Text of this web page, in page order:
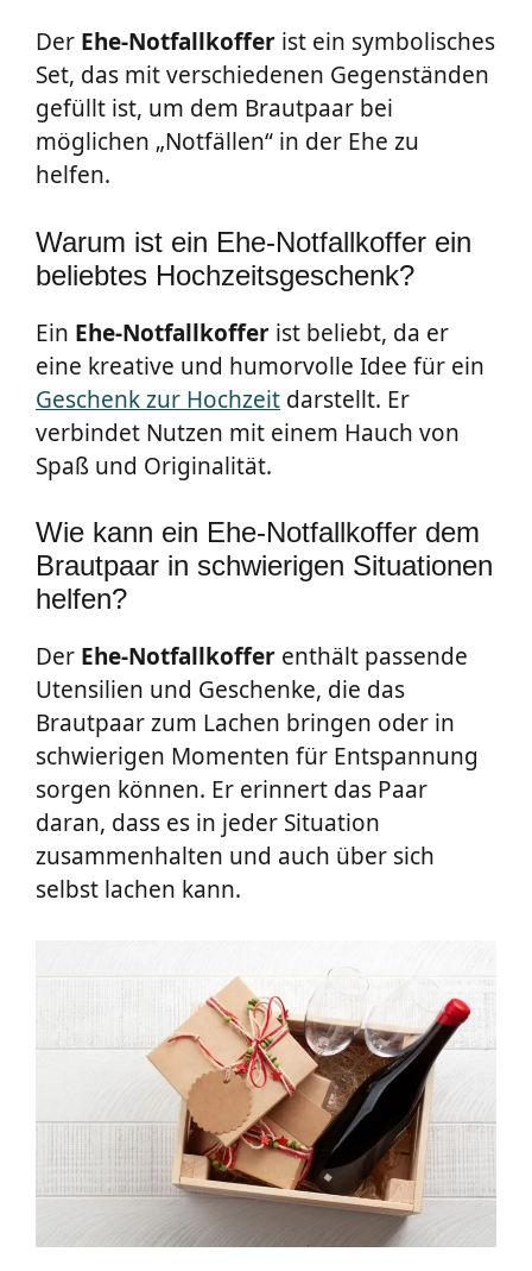
Der Ehe-Notfallkoffer ist ein symbolisches
Set, das mit verschiedenen Gegenständen
gefüllt ist, um dem Brautpaar bei
möglichen „Notfällen“ in der Ehe zu
helfen.
Warum ist ein Ehe-Notfallkoffer ein
beliebtes Hochzeitsgeschenk?
Ein Ehe-Notfallkoffer ist beliebt, da er
eine kreative und humorvolle Idee für ein
Geschenk zur Hochzeit darstellt. Er
verbindet Nutzen mit einem Hauch von
Spaß und Originalität.
Wie kann ein Ehe-Notfallkoffer dem
Brautpaar in schwierigen Situationen
helfen?
Der Ehe-Notfallkoffer enthält passende
Utensilien und Geschenke, die das
Brautpaar zum Lachen bringen oder in
schwierigen Momenten für Entspannung
sorgen können. Er erinnert das Paar
daran, dass es in jeder Situation
zusammenhalten und auch über sich
selbst lachen kann.